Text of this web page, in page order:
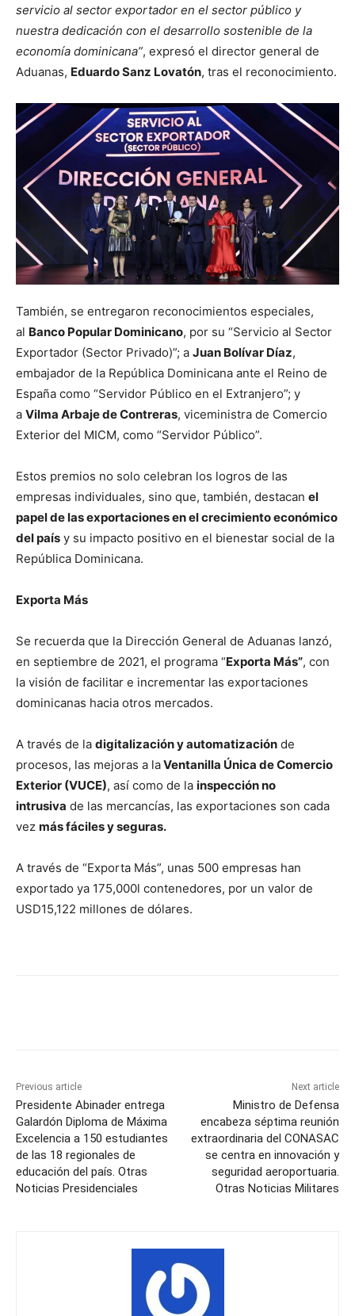
servicio al sector exportador en el sector público y
nuestra dedicación con el desarrollo sostenible de la
economía dominicana”, expresó el director general de
Aduanas, Eduardo Sanz Lovatón, tras el reconocimiento.
También, se entregaron reconocimientos especiales,
al Banco Popular Dominicano, por su “Servicio al Sector
Exportador (Sector Privado)”; a Juan Bolívar Díaz,
embajador de la República Dominicana ante el Reino de
España como “Servidor Público en el Extranjero”; y
a Vilma Arbaje de Contreras, viceministra de Comercio
Exterior del MICM, como “Servidor Público”.
Estos premios no solo celebran los logros de las
empresas individuales, sino que, también, destacan el
papel de las exportaciones en el crecimiento económico
del país y su impacto positivo en el bienestar social de la
República Dominicana.
Exporta Más
Se recuerda que la Dirección General de Aduanas lanzó,
en septiembre de 2021, el programa “Exporta Más”, con
la visión de facilitar e incrementar las exportaciones
dominicanas hacia otros mercados.
A través de la digitalización y automatización de
procesos, las mejoras a laVentanilla Única de Comercio
Exterior (VUCE), así como de la inspección no
intrusiva de las mercancías, las exportaciones son cada
vez más fáciles y seguras.
A través de “Exporta Más”, unas 500 empresas han
exportado ya 175,000l contenedores, por un valor de
USD15,122 millones de dólares.
Previous article
Presidente Abinader entrega
Galardón Diploma de Máxima
Excelencia a 150 estudiantes
de las 18 regionales de
educación del país. Otras
Noticias Presidenciales
Next article
Ministro de Defensa
encabeza séptima reunión
extraordinaria del CONASAC
se centra en innovación y
seguridad aeroportuaria.
Otras Noticias Militares